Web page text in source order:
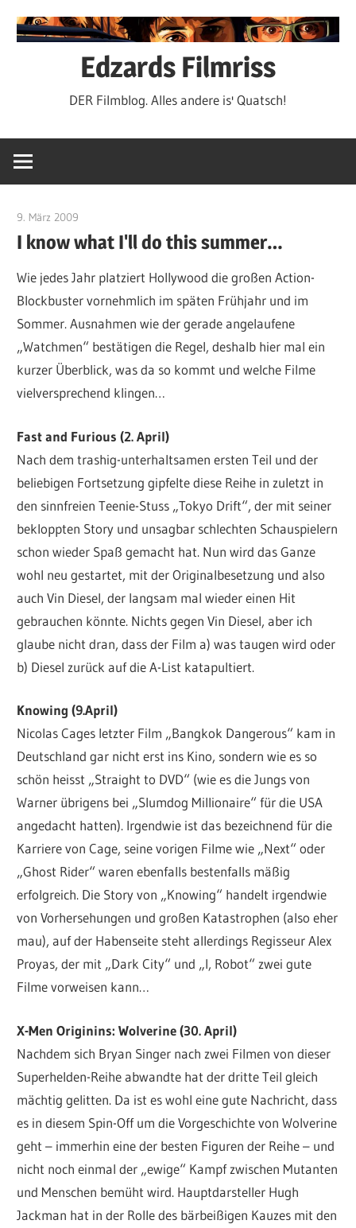
Inhalt
Edzards Filmriss
DER Filmblog. Alles andere is' Quatsch!
9. März 2009
I know what I'll do this summer…
Wie jedes Jahr platziert Hollywood die großen Action-
Blockbuster vornehmlich im späten Frühjahr und im
Sommer. Ausnahmen wie der gerade angelaufene
„Watchmen“ bestätigen die Regel, deshalb hier mal ein
kurzer Überblick, was da so kommt und welche Filme
vielversprechend klingen…
Fast and Furious (2. April)
Nach dem trashig-unterhaltsamen ersten Teil und der
beliebigen Fortsetzung gipfelte diese Reihe in zuletzt in
den sinnfreien Teenie-Stuss „Tokyo Drift“, der mit seiner
bekloppten Story und unsagbar schlechten Schauspielern
schon wieder Spaß gemacht hat. Nun wird das Ganze
wohl neu gestartet, mit der Originalbesetzung und also
auch Vin Diesel, der langsam mal wieder einen Hit
gebrauchen könnte. Nichts gegen Vin Diesel, aber ich
glaube nicht dran, dass der Film a) was taugen wird oder
b) Diesel zurück auf die A-List katapultiert.
Knowing (9.April)
Nicolas Cages letzter Film „Bangkok Dangerous“ kam in
Deutschland gar nicht erst ins Kino, sondern wie es so
schön heisst „Straight to DVD“ (wie es die Jungs von
Warner übrigens bei „Slumdog Millionaire“ für die USA
angedacht hatten). Irgendwie ist das bezeichnend für die
Karriere von Cage, seine vorigen Filme wie „Next“ oder
„Ghost Rider“ waren ebenfalls bestenfalls mäßig
erfolgreich. Die Story von „Knowing“ handelt irgendwie
von Vorhersehungen und großen Katastrophen (also eher
mau), auf der Habenseite steht allerdings Regisseur Alex
Proyas, der mit „Dark City“ und „I, Robot“ zwei gute
Filme vorweisen kann…
X-Men Originins: Wolverine (30. April)
Nachdem sich Bryan Singer nach zwei Filmen von dieser
Superhelden-Reihe abwandte hat der dritte Teil gleich
mächtig gelitten. Da ist es wohl eine gute Nachricht, dass
es in diesem Spin-Off um die Vorgeschichte von Wolverine
geht – immerhin eine der besten Figuren der Reihe – und
nicht noch einmal der „ewige“ Kampf zwischen Mutanten
und Menschen bemüht wird. Hauptdarsteller Hugh
Jackman hat in der Rolle des bärbeißigen Kauzes mit den